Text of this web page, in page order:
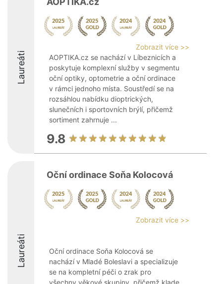
Laureáti
Zobrazit více >>
AOPTIKA.cz se nachází v Líbeznicích a
poskytuje komplexní služby v segmentu
oční optiky, optometrie a oční ordinace
v rámci jednoho místa. Soustředí se na
rozsáhlou nabídku dioptrických,
slunečních i sportovních brýlí, přičemž
sortiment zahrnuje ...
9.8
Laureáti
Oční ordinace Soňa Kolocová
Zobrazit více >>
Oční ordinace Soňa Kolocová se
nachází v Mladé Boleslavi a specializuje
se na kompletní péči o zrak pro
všechny věkové skupiny, přičemž klade